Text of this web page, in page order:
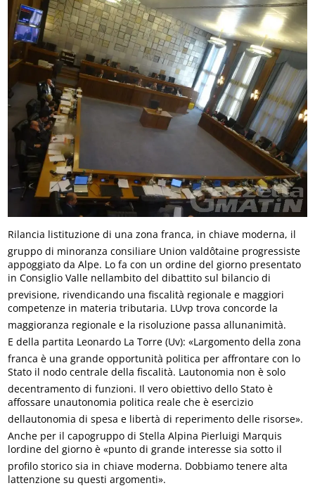
Rilancia listituzione di una zona franca, in chiave moderna, il
gruppo di minoranza consiliare Union valdôtaine progressiste
appoggiato da Alpe. Lo fa con un ordine del giorno presentato
in Consiglio Valle nellambito del dibattito sul bilancio di
previsione, rivendicando una fiscalità regionale e maggiori
competenze in materia tributaria. LUvp trova concorde la
maggioranza regionale e la risoluzione passa allunanimità.
E della partita Leonardo La Torre (Uv): «Largomento della zona
franca è una grande opportunità politica per affrontare con lo
Stato il nodo centrale della fiscalità. Lautonomia non è solo
decentramento di funzioni. Il vero obiettivo dello Stato è
affossare unautonomia politica reale che è esercizio
dellautonomia di spesa e libertà di reperimento delle risorse».
Anche per il capogruppo di Stella Alpina Pierluigi Marquis
lordine del giorno è «punto di grande interesse sia sotto il
profilo storico sia in chiave moderna. Dobbiamo tenere alta
lattenzione su questi argomenti».